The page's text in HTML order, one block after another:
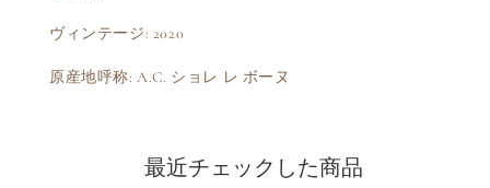
ヴィンテージ: 2020
原産地呼称: A.C. ショレ レ ボーヌ
最近チェックした商品